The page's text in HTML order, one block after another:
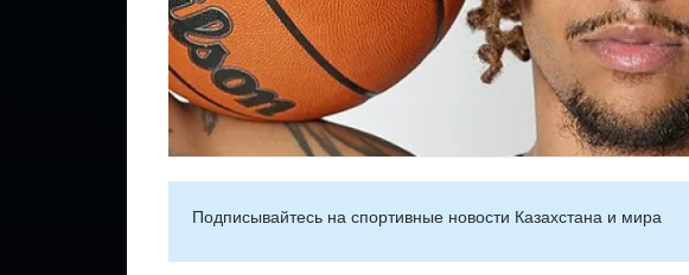
Подписывайтесь на cпортивные новости Казахстана и мира